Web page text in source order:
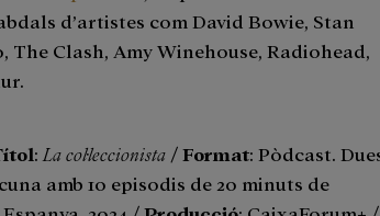
d’artistes com David Bowie, Stan
The Clash, Amy Winehouse, Radiohead,
: La col·leccionista /Format: Pòdcast.
amb 10 episodis de 20 minuts de